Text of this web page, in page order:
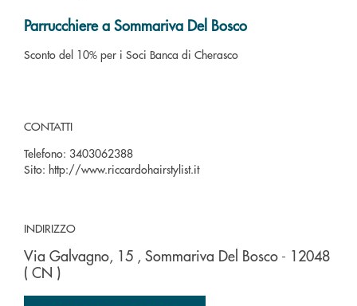
Parrucchiere a Sommariva Del Bosco
Sconto del 10% per i Soci Banca di Cherasco
CONTATTI
Telefono: 3403062388
Sito: http://www.riccardohairstylist.it
INDIRIZZO
Via Galvagno, 15 , Sommariva Del Bosco - 12048
( CN )